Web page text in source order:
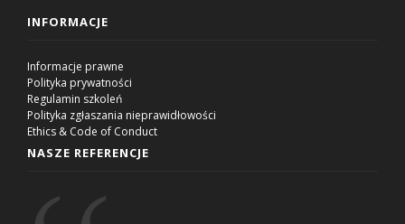
INFORMACJE
Informacje prawne
Polityka prywatności
Regulamin szkoleń
Polityka zgłaszania nieprawidłowości
Ethics & Code of Conduct
NASZE REFERENCJE